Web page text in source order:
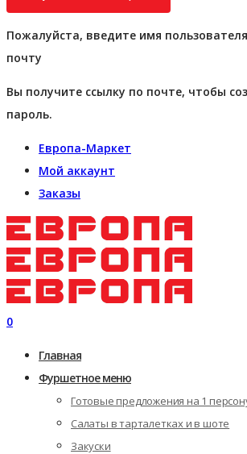
Пожалуйста, введите имя
почту
Вы получите ссылку по почте, чтобы
пароль.
Европа-Маркет
Мой аккаунт
Заказы
0
Главная
Фуршетное меню
Готовые предложения на 1
Салаты в тарталетках и в шоте
Закуски